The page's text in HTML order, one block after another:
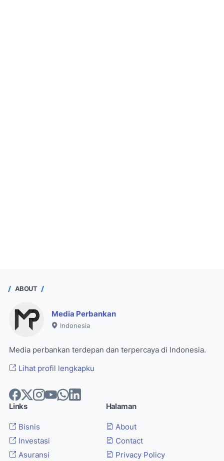
ABOUT
Media Perbankan
Indonesia
Media perbankan terdepan dan terpercaya di Indonesia.
Lihat profil lengkapku
Links
Bisnis
Investasi
Asuransi
Halaman
About
Contact
Privacy Policy